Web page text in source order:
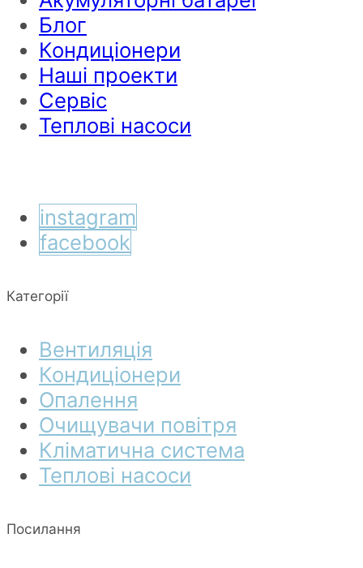
Блог
Кондиціонери
Наші проекти
Сервіс
Теплові насоси
instagram
facebook
Категорії
Вентиляція
Кондиціонери
Опалення
Очищувачи повітря
Кліматична система
Теплові насоси
Посилання